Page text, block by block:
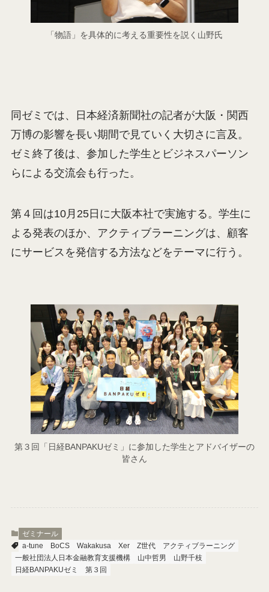
「物語」を具体的に考える重要性を説く山野氏
同ゼミでは、日本経済新聞社の記者が大阪・関西
万博の影響を長い期間で見ていく大切さに言及。
ゼミ終了後は、参加した学生とビジネスパーソン
らによる交流会も行った。
第４回は10月25日に大阪本社で実施する。学生に
よる発表のほか、アクティブラーニングは、顧客
にサービスを発信する方法などをテーマに行う。
第３回「日経BANPAKUゼミ」に参加した学生とアドバイザーの
皆さん
ゼミナール
a-tune
BoCS Wakakusa Xer Z世代
アクティブラーニング
一般社団法人日本金融教育支援機構
山中哲男
山野千枝
日経BANPAKUゼミ
第３回